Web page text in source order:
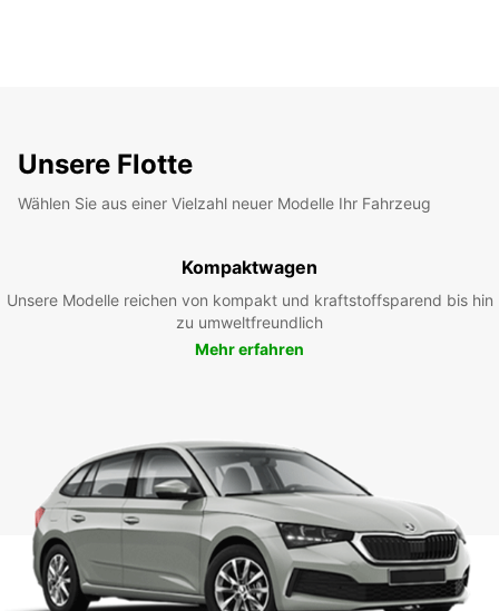
Unsere Flotte
Wählen Sie aus einer Vielzahl neuer Modelle Ihr Fahrzeug
Kompaktwagen
Unsere Modelle reichen von kompakt und kraftstoffsparend bis hin
zu umweltfreundlich
Mehr erfahren